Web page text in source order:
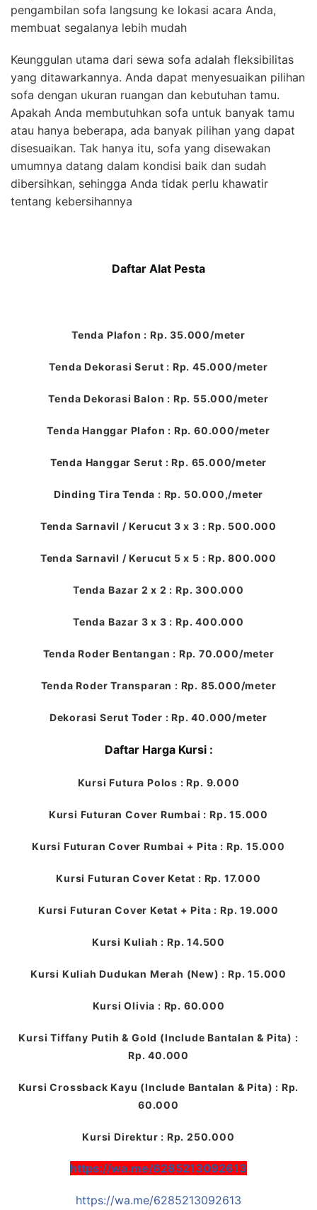
pengambilan sofa langsung ke lokasi acara Anda,
membuat segalanya lebih mudah
Keunggulan utama dari sewa sofa adalah fleksibilitas
yang ditawarkannya. Anda dapat menyesuaikan pilihan
sofa dengan ukuran ruangan dan kebutuhan tamu.
Apakah Anda membutuhkan sofa untuk banyak tamu
atau hanya beberapa, ada banyak pilihan yang dapat
disesuaikan. Tak hanya itu, sofa yang disewakan
umumnya datang dalam kondisi baik dan sudah
dibersihkan, sehingga Anda tidak perlu khawatir
tentang kebersihannya
Daftar Alat Pesta
Tenda Plafon : Rp. 35.000/meter
Tenda Dekorasi Serut : Rp. 45.000/meter
Tenda Dekorasi Balon : Rp. 55.000/meter
Tenda Hanggar Plafon : Rp. 60.000/meter
Tenda Hanggar Serut : Rp. 65.000/meter
Dinding Tira Tenda : Rp. 50.000,/meter
Tenda Sarnavil / Kerucut 3 x 3 : Rp. 500.000
Tenda Sarnavil / Kerucut 5 x 5 : Rp. 800.000
Tenda Bazar 2 x 2 : Rp. 300.000
Tenda Bazar 3 x 3 : Rp. 400.000
Tenda Roder Bentangan : Rp. 70.000/meter
Tenda Roder Transparan : Rp. 85.000/meter
Dekorasi Serut Toder : Rp. 40.000/meter
Daftar Harga Kursi :
Kursi Futura Polos : Rp. 9.000
Kursi Futuran Cover Rumbai : Rp. 15.000
Kursi Futuran Cover Rumbai + Pita : Rp. 15.000
Kursi Futuran Cover Ketat : Rp. 17.000
Kursi Futuran Cover Ketat + Pita : Rp. 19.000
Kursi Kuliah : Rp. 14.500
Kursi Kuliah Dudukan Merah (New) : Rp. 15.000
Kursi Olivia : Rp. 60.000
Kursi Tiffany Putih & Gold (Include Bantalan & Pita) :
Rp. 40.000
Kursi Crossback Kayu (Include Bantalan & Pita) : Rp.
60.000
Kursi Direktur : Rp. 250.000
https://wa.me/6285213092613
https://wa.me/6285213092613